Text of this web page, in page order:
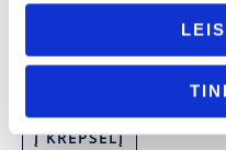
Bokalas „Tėtis, senelis, uošvis”
Į KREPŠELĮ